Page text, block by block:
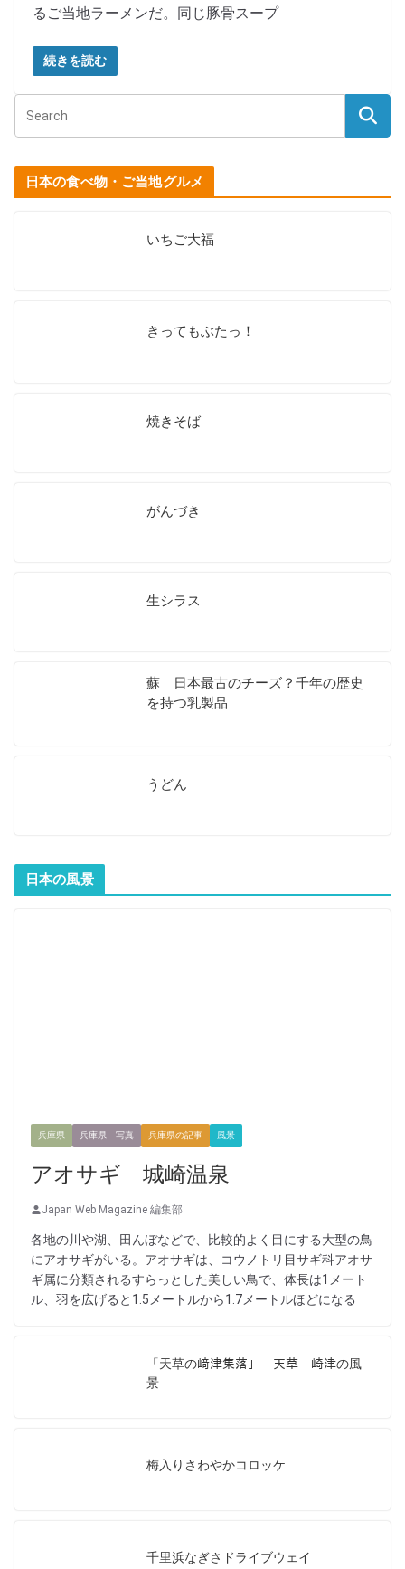
るご当地ラーメンだ。同じ豚骨スープ
続きを読む
日本の食べ物・ご当地グルメ
いちご大福
きってもぶたっ！
焼きそば
がんづき
生シラス
蘇 日本最古のチーズ？千年の歴史
を持つ乳製品
うどん
日本の風景
兵庫県 兵庫県 写真 兵庫県の記事 風景
アオサギ 城崎温泉
Japan Web Magazine 編集部
各地の川や湖、田んぼなどで、比較的よく目にする大型の鳥
にアオサギがいる。アオサギは、コウノトリ目サギ科アオサ
ギ属に分類されるすらっとした美しい鳥で、体長は1メート
ル、羽を広げると1.5メートルから1.7メートルほどになる
「天草の﨑津集落」 天草 崎津の風
景
梅入りさわやかコロッケ
千里浜なぎさドライブウェイ